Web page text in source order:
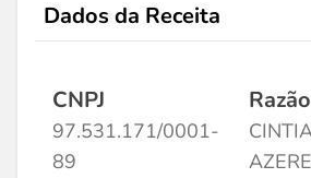
Dados da Receita
CNPJ
97.531.171/0001-
89